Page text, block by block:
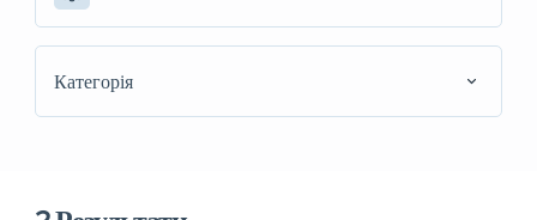
Категорія